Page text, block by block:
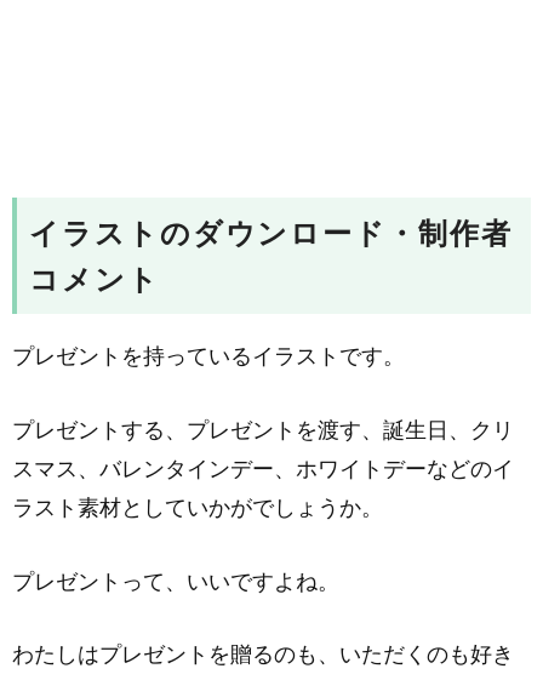
イラストのダウンロード・制作者
コメント
プレゼントを持っているイラストです。
プレゼントする、プレゼントを渡す、誕生日、クリ
スマス、バレンタインデー、ホワイトデーなどのイ
ラスト素材としていかがでしょうか。
プレゼントって、いいですよね。
わたしはプレゼントを贈るのも、いただくのも好き